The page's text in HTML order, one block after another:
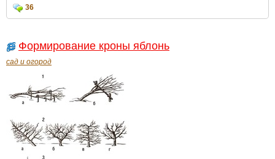
36
Формирование кроны яблонь
сад и огород